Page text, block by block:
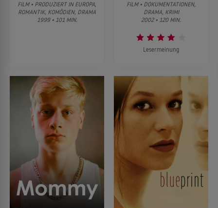
FILM • PRODUZIERT IN EUROPA,
ROMANTIK, KOMÖDIEN, DRAMA
1999 • 101 MIN.
FILM • DOKUMENTATIONEN,
DRAMA, KRIMI
2002 • 120 MIN.
Lesermeinung